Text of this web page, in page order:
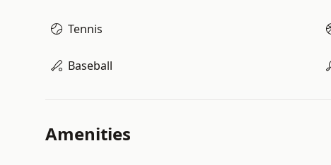
Tennis
Baseball
Amenities